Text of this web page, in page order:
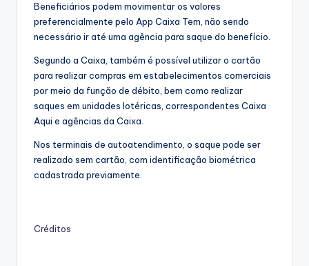
Beneficiários podem movimentar os valores
preferencialmente pelo App Caixa Tem, não sendo
necessário ir até uma agência para saque do benefício.
Segundo a Caixa, também é possível utilizar o cartão
para realizar compras em estabelecimentos comerciais
por meio da função de débito, bem como realizar
saques em unidades lotéricas, correspondentes Caixa
Aqui e agências da Caixa.
Nos terminais de autoatendimento, o saque pode ser
realizado sem cartão, com identificação biométrica
cadastrada previamente.
Créditos